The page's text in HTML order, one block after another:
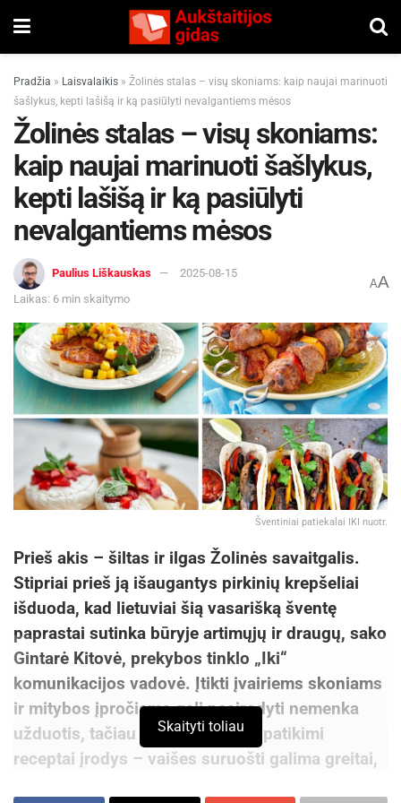
Pradžia » Laisvalaikis » Žolinės stalas – visų skoniams: kaip naujai marinuoti
šašlykus, kepti lašišą ir ką pasiūlyti nevalgantiems mėsos
Žolinės stalas – visų skoniams:
kaip naujai marinuoti šašlykus,
kepti lašišą ir ką pasiūlyti
nevalgantiems mėsos
Paulius Liškauskas
2025-08-15
Laikas: 6 min skaitymo
AA
Šventiniai patiekalai IKI nuotr.
Prieš akis – šiltas ir ilgas Žolinės savaitgalis.
Stipriai prieš ją išaugantys pirkinių krepšeliai
išduoda, kad lietuviai šią vasarišką šventę
paprastai sutinka būryje artimųjų ir draugų, sako
Gintarė Kitovė, prekybos tinklo „Iki“
komunikacijos vadovė. Įtikti įvairiems skoniams
ir mitybos įpročiams gali pasirodyti nemenka
užduotis, tačiau keli patarimai ir patikimi
receptai įrodys – vaišes suruošti galima greitai,
Skaityti toliau